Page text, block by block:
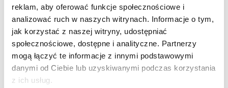
reklam, aby oferować funkcje społecznościowe i
analizować ruch w naszych witrynach. Informacje o tym,
jak korzystać z naszej witryny, udostępniać
społecznościowe, dostępne i analityczne. Partnerzy
mogą łączyć te informacje z innymi podstawowymi
danymi od Ciebie lub uzyskiwanymi podczas korzystania
z ich usług.
Company: